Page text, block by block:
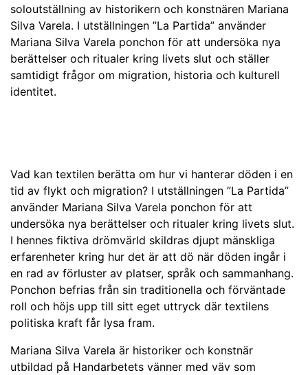
soloutställning av historikern och konstnären Mariana
Silva Varela. I utställningen ”La Partida” använder
Mariana Silva Varela ponchon för att undersöka nya
berättelser och ritualer kring livets slut och ställer
samtidigt frågor om migration, historia och kulturell
identitet.
Vad kan textilen berätta om hur vi hanterar döden i en
tid av flykt och migration? I utställningen ”La Partida”
använder Mariana Silva Varela ponchon för att
undersöka nya berättelser och ritualer kring livets slut.
I hennes fiktiva drömvärld skildras djupt mänskliga
erfarenheter kring hur det är att dö när döden ingår i
en rad av förluster av platser, språk och sammanhang.
Ponchon befrias från sin traditionella och förväntade
roll och höjs upp till sitt eget uttryck där textilens
politiska kraft får lysa fram.
Mariana Silva Varela är historiker och konstnär
utbildad på Handarbetets vänner med väv som